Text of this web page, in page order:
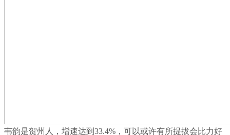
韦韵是贺州人，增速达到33.4%，可以或许有所提拔会比力好